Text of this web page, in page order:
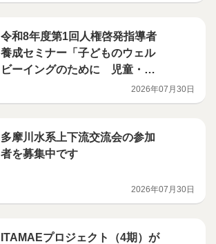
令和8年度第1回人権啓発指導者
養成セミナー「子どものウェル
ビーイングのために 児童・生
徒のviewsを尊重する学校づく
り」の開催について
2026年07月30日
多摩川水系上下流交流会の参加
者を募集中です
2026年07月30日
ITAMAEプロジェクト（4期）が